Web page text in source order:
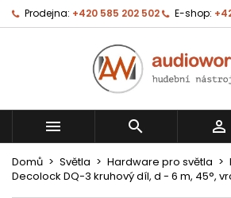
Prodejna: +420 585 202 502 E-shop:
  
Domů Světla Hardware pro světla
Decolock DQ-3 kruhový díl, d - 6 m, 45°,